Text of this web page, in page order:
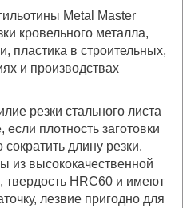
Metal Master
кровельного металла,
пластика в строительных,
и производствах
резки стального листа
плотность заготовки
длину резки.
из высококачественной
твердость HRC60 и имеют
лезвие пригодно для